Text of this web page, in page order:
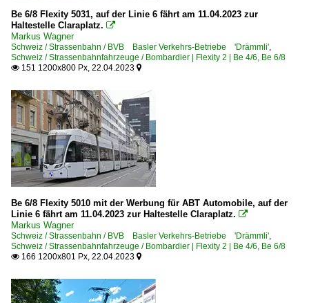
Be 6/8 Flexity 5031, auf der Linie 6 fährt am 11.04.2023 zur
Haltestelle Claraplatz. 
Markus Wagner
Schweiz / Strassenbahn / BVB Basler Verkehrs-Betriebe 'Drämmli',
Schweiz / Strassenbahnfahrzeuge / Bombardier | Flexity 2 | Be 4/6, Be 6/8
 151 1200x800 Px, 22.04.2023 
Be 6/8 Flexity 5010 mit der Werbung für ABT Automobile, auf der
Linie 6 fährt am 11.04.2023 zur Haltestelle Claraplatz. 
Markus Wagner
Schweiz / Strassenbahn / BVB Basler Verkehrs-Betriebe 'Drämmli',
Schweiz / Strassenbahnfahrzeuge / Bombardier | Flexity 2 | Be 4/6, Be 6/8
 166 1200x801 Px, 22.04.2023 